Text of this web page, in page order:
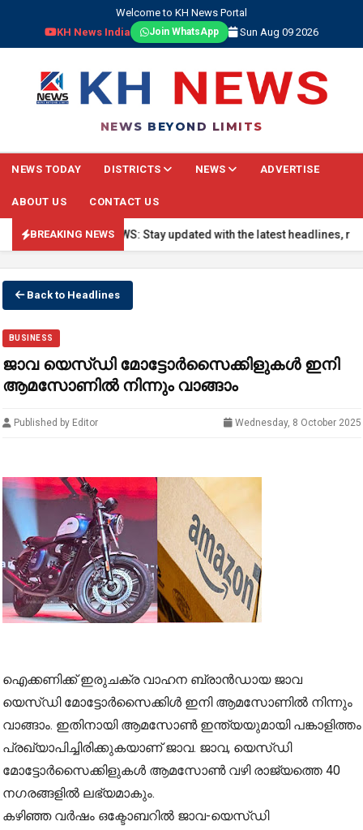
Welcome to KH News Portal
KH News India
Join WhatsApp Sun Aug 09 2026
NEWS BEYOND LIMITS
NEWS TODAY DISTRICTS NEWS ADVERTISE
ABOUT US CONTACT US
BREAKING NEWS
🔴 BREAKING NEWS: Stay updated with the latest headlines,
Back to Headlines
BUSINESS
ജാവ യെസ്‍ഡി മോട്ടോർസൈക്കിളുകൾ ഇനി
ആമസോണിൽ നിന്നും വാങ്ങാം
Published by Editor Wednesday, 8 October 2025
ഐക്കണിക്ക് ഇരുചക്ര വാഹന ബ്രാൻഡായ ജാവ
യെസ്‍ഡി മോട്ടോർസൈക്കിൾ ഇനി ആമസോണിൽ നിന്നും
വാങ്ങാം. ഇതിനായി ആമസോൺ ഇന്ത്യയുമായി പങ്കാളിത്തം
പ്രഖ്യാപിച്ചിരിക്കുകയാണ് ജാവ. ജാവ, യെസ്‍ഡി
മോട്ടോർസൈക്കിളുകൾ ആമസോൺ വഴി രാജ്യത്തെ 40
നഗരങ്ങളിൽ ലഭ്യമാകും.
കഴിഞ്ഞ വർഷം ഒക്ടോബറിൽ ജാവ-യെസ്ഡി